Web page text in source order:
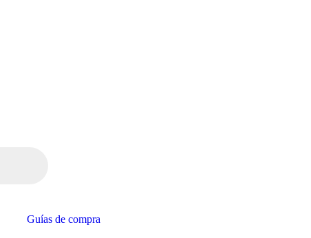
Guías de compra